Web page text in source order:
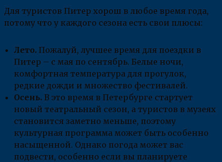
Для туристов Питер хорош в любое время года,
потому что у каждого сезона есть свои плюсы:
Лето. Пожалуй, лучшее время для поездки в
Питер – с мая по сентябрь. Белые ночи,
комфортная температура для прогулок,
редкие дожди и множество фестивалей.
Осень. В это время в Петербурге стартует
новый театральный сезон, а туристов в музеях
становится заметно меньше, поэтому
культурная программа может быть особенно
насыщенной. Однако погода может вас
подвести, особенно если вы планируете